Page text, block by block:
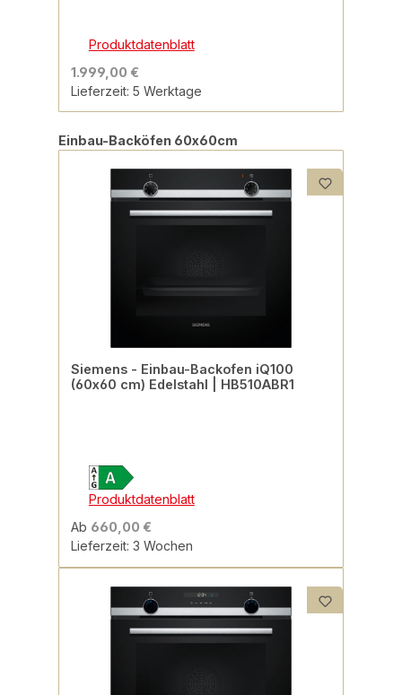
Produktdatenblatt
1.999,00 €
Lieferzeit: 5 Werktage
Produktgalerie überspringen
Einbau-Backöfen 60x60cm
Siemens - Einbau-Backofen iQ100
(60x60 cm) Edelstahl | HB510ABR1
Produktdatenblatt
Ab 660,00 €
Lieferzeit: 3 Wochen